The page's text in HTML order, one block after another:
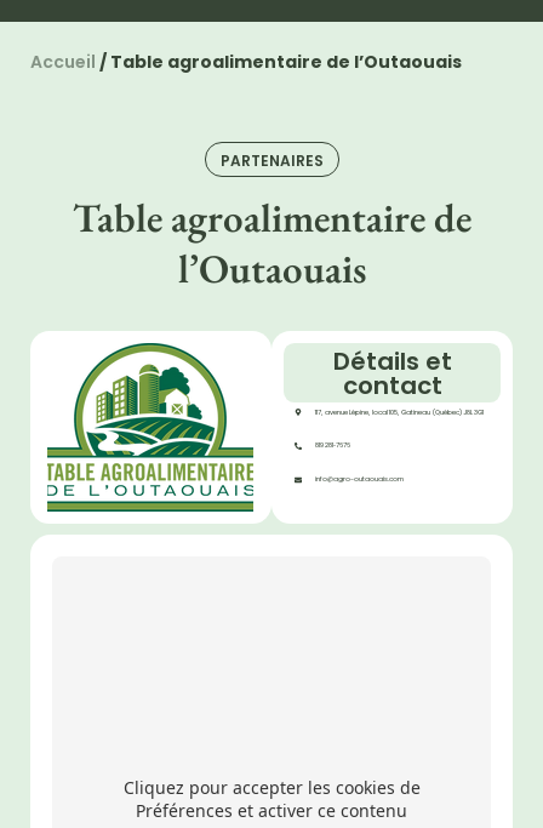
Accueil / Table agroalimentaire de l’Outaouais
PARTENAIRES
Table agroalimentaire de
l’Outaouais
Détails et
contact
117, avenue Lépine, local 105, Gatineau (Québec) J8L 3G1
819 281‑7676
info@agro-outaouais.com
Cliquez pour accepter les cookies de
Préférences et activer ce contenu